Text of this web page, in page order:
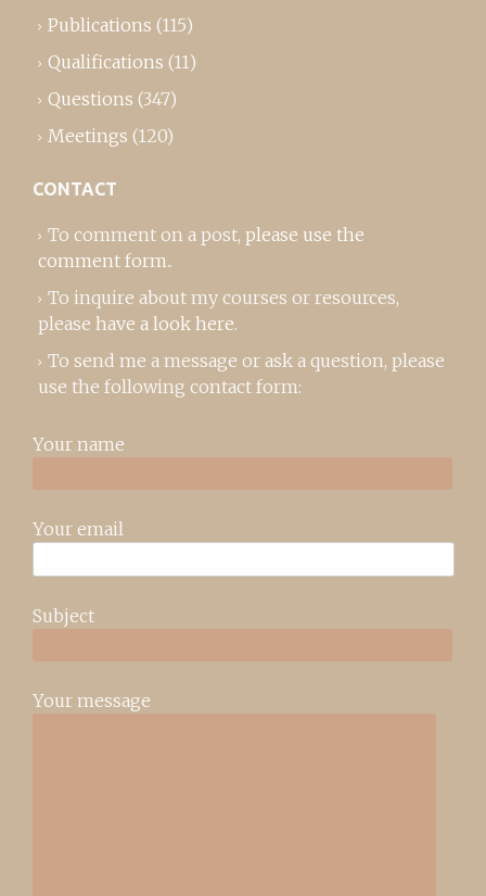
Publications (115)
Qualifications (11)
Questions (347)
Meetings (120)
CONTACT
To comment on a post, please use the
comment form..
To inquire about my courses or resources,
please have a look here.
To send me a message or ask a question, please
use the following contact form:
Your name
Your email
Subject
Your message